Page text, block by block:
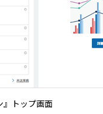
』トップ画面